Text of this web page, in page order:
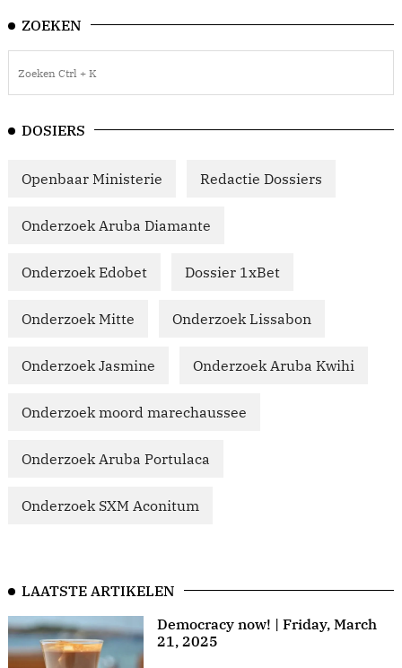
ZOEKEN
DOSIERS
Openbaar Ministerie Redactie Dossiers
Onderzoek Aruba Diamante
Onderzoek Edobet Dossier 1xBet
Onderzoek Mitte Onderzoek Lissabon
Onderzoek Jasmine Onderzoek Aruba Kwihi
Onderzoek moord marechaussee
Onderzoek Aruba Portulaca
Onderzoek SXM Aconitum
LAATSTE ARTIKELEN
Democracy now! | Friday, March
21, 2025